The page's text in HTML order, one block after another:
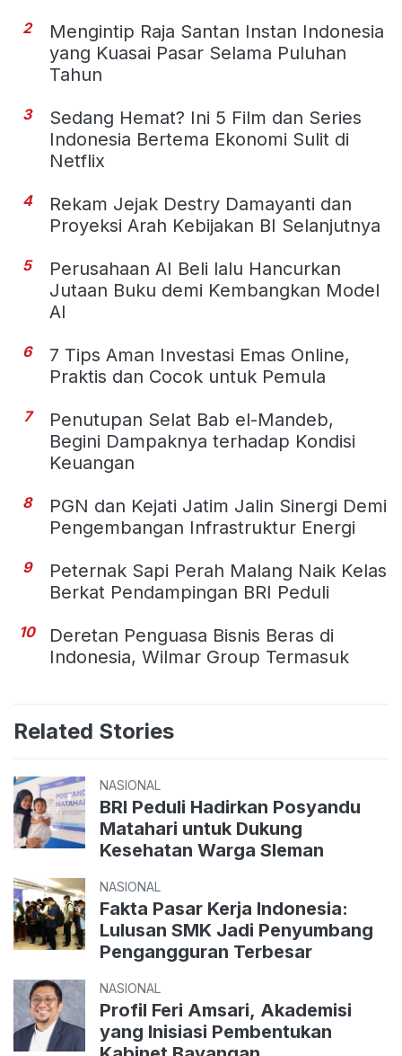
2
Mengintip Raja Santan Instan Indonesia
yang Kuasai Pasar Selama Puluhan
Tahun
3
Sedang Hemat? Ini 5 Film dan Series
Indonesia Bertema Ekonomi Sulit di
Netflix
4
Rekam Jejak Destry Damayanti dan
Proyeksi Arah Kebijakan BI Selanjutnya
5
Perusahaan AI Beli lalu Hancurkan
Jutaan Buku demi Kembangkan Model
AI
6
7 Tips Aman Investasi Emas Online,
Praktis dan Cocok untuk Pemula
7
Penutupan Selat Bab el-Mandeb,
Begini Dampaknya terhadap Kondisi
Keuangan
8
PGN dan Kejati Jatim Jalin Sinergi Demi
Pengembangan Infrastruktur Energi
9
Peternak Sapi Perah Malang Naik Kelas
Berkat Pendampingan BRI Peduli
10
Deretan Penguasa Bisnis Beras di
Indonesia, Wilmar Group Termasuk
Related Stories
NASIONAL
BRI Peduli Hadirkan Posyandu
Matahari untuk Dukung
Kesehatan Warga Sleman
NASIONAL
Fakta Pasar Kerja Indonesia:
Lulusan SMK Jadi Penyumbang
Pengangguran Terbesar
NASIONAL
Profil Feri Amsari, Akademisi
yang Inisiasi Pembentukan